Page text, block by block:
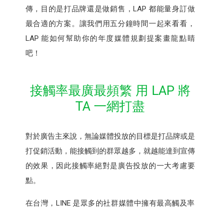
傳，目的是打品牌還是做銷售，LAP 都能量身訂做
最合適的方案。讓我們用五分鐘時間一起來看看，
LAP 能如何幫助你的年度媒體規劃提案畫龍點睛
吧！
接觸率最廣最頻繁 用 LAP 將
TA 一網打盡
對於廣告主來說，無論媒體投放的目標是打品牌或是
打促銷活動，能接觸到的群眾越多，就越能達到宣傳
的效果，因此接觸率絕對是廣告投放的一大考慮要
點。
在台灣，LINE 是眾多的社群媒體中擁有最高觸及率